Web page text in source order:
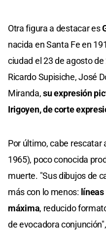
Otra figura a destacar es
nacida en Santa Fe en
ciudad el 23 de agosto
Ricardo Supisiche, José
Miranda,su expresión
Irigoyen, de corte
Por último, cabe rescatar
1965), poco conocida
muerte. "Sus dibujos de
más con lo menos:
máxima, reducido
de evocadora